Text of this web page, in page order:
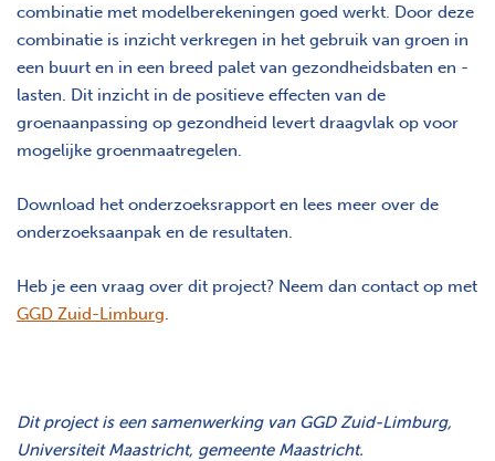
combinatie met modelberekeningen goed werkt. Door deze
combinatie is inzicht verkregen in het gebruik van groen in
een buurt en in een breed palet van gezondheidsbaten en -
lasten. Dit inzicht in de positieve effecten van de
groenaanpassing op gezondheid levert draagvlak op voor
mogelijke groenmaatregelen.
Download het onderzoeksrapport en lees meer over de
onderzoeksaanpak en de resultaten.
Heb je een vraag over dit project? Neem dan contact op met
GGD Zuid-Limburg.
Dit project is een samenwerking van GGD Zuid-Limburg,
Universiteit Maastricht, gemeente Maastricht.